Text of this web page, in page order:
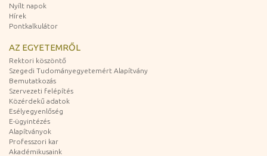
Nyílt napok
Hírek
Pontkalkulátor
AZ EGYETEMRŐL
Rektori köszöntő
Szegedi Tudományegyetemért Alapítvány
Bemutatkozás
Szervezeti felépítés
Közérdekű adatok
Esélyegyenlőség
E-ügyintézés
Alapítványok
Professzori kar
Akadémikusaink